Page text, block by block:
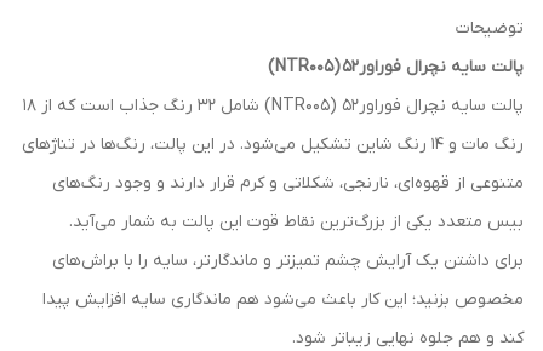
توضیحات
پالت سایه نچرال فوراور52
(NTR005)
پالت سایه نچرال فوراور52 (NTR005) شامل ۳۲ رنگ جذاب است که از ۱۸
رنگ مات و ۱۴ رنگ شاین تشکیل می‌شود. در این پالت، رنگ‌ها در تناژهای
متنوعی از قهوه‌ای، نارنجی، شکلاتی و کرم قرار دارند و وجود رنگ‌های
بیس متعدد یکی از بزرگ‌ترین نقاط قوت این پالت به شمار می‌آید.
برای داشتن یک آرایش چشم تمیزتر و ماندگارتر، سایه را با براش‌های
مخصوص بزنید؛ این کار باعث می‌شود هم ماندگاری سایه افزایش پیدا
کند و هم جلوه نهایی زیباتر شود.